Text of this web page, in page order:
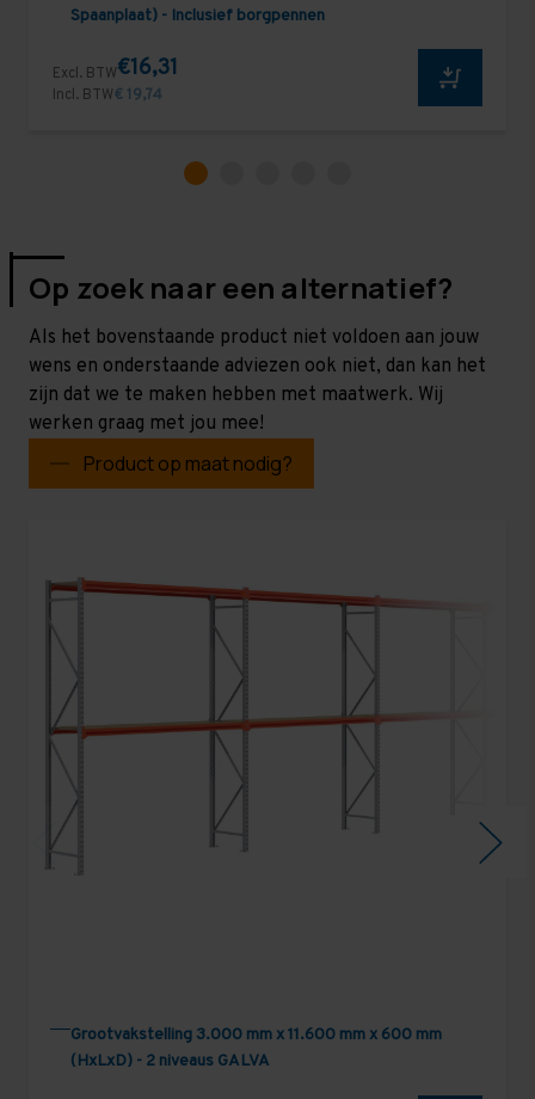
Spaanplaat) - Inclusief borgpennen
Excl. BTW€16,31
Incl. BTW€ 19,74
Op zoek naar een alternatief?
Als het bovenstaande product niet voldoen aan jouw
wens en onderstaande adviezen ook niet, dan kan het
zijn dat we te maken hebben met maatwerk. Wij
werken graag met jou mee!
Product op maat nodig?
Grootvakstelling 3.000 mm x 11.600 mm x 600 mm
(HxLxD) - 2 niveaus GALVA